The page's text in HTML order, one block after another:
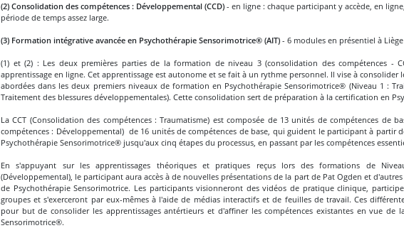
(2) Consolidation des compétences : Développemental (CCD) - en ligne : chaque participant y accède, en
période de temps assez large.
(3) Formation intégrative avancée en Psychothérapie Sensorimotrice® (AIT) - 6 modules en présentiel à Liège
(1) et (2) : Les deux premières parties de la formation de niveau 3 (consolidation des compétences -
apprentissage en ligne. Cet apprentissage est autonome et se fait à un rythme personnel. Il vise à consolider
abordées dans les deux premiers niveaux de formation en Psychothérapie Sensorimotrice® (Niveau 1 :
Traitement des blessures développementales). Cette consolidation sert de préparation à la certification en
La CCT (Consolidation des compétences : Traumatisme) est composée de 13 unités de compétences de
compétences : Développemental) de 16 unités de compétences de base, qui guident le participant à partir
Psychothérapie Sensorimotrice® jusqu'aux cinq étapes du processus, en passant par les compétences
En s'appuyant sur les apprentissages théoriques et pratiques reçus lors des formations de
(Développemental), le participant aura accès à de nouvelles présentations de la part de Pat Ogden et
de Psychothérapie Sensorimotrice. Les participants visionneront des vidéos de pratique clinique,
groupes et s'exerceront par eux-mêmes à l'aide de médias interactifs et de feuilles de travail. Ces
pour but de consolider les apprentissages antértieurs et d'affiner les compétences existantes en vue de
Sensorimotrice®.